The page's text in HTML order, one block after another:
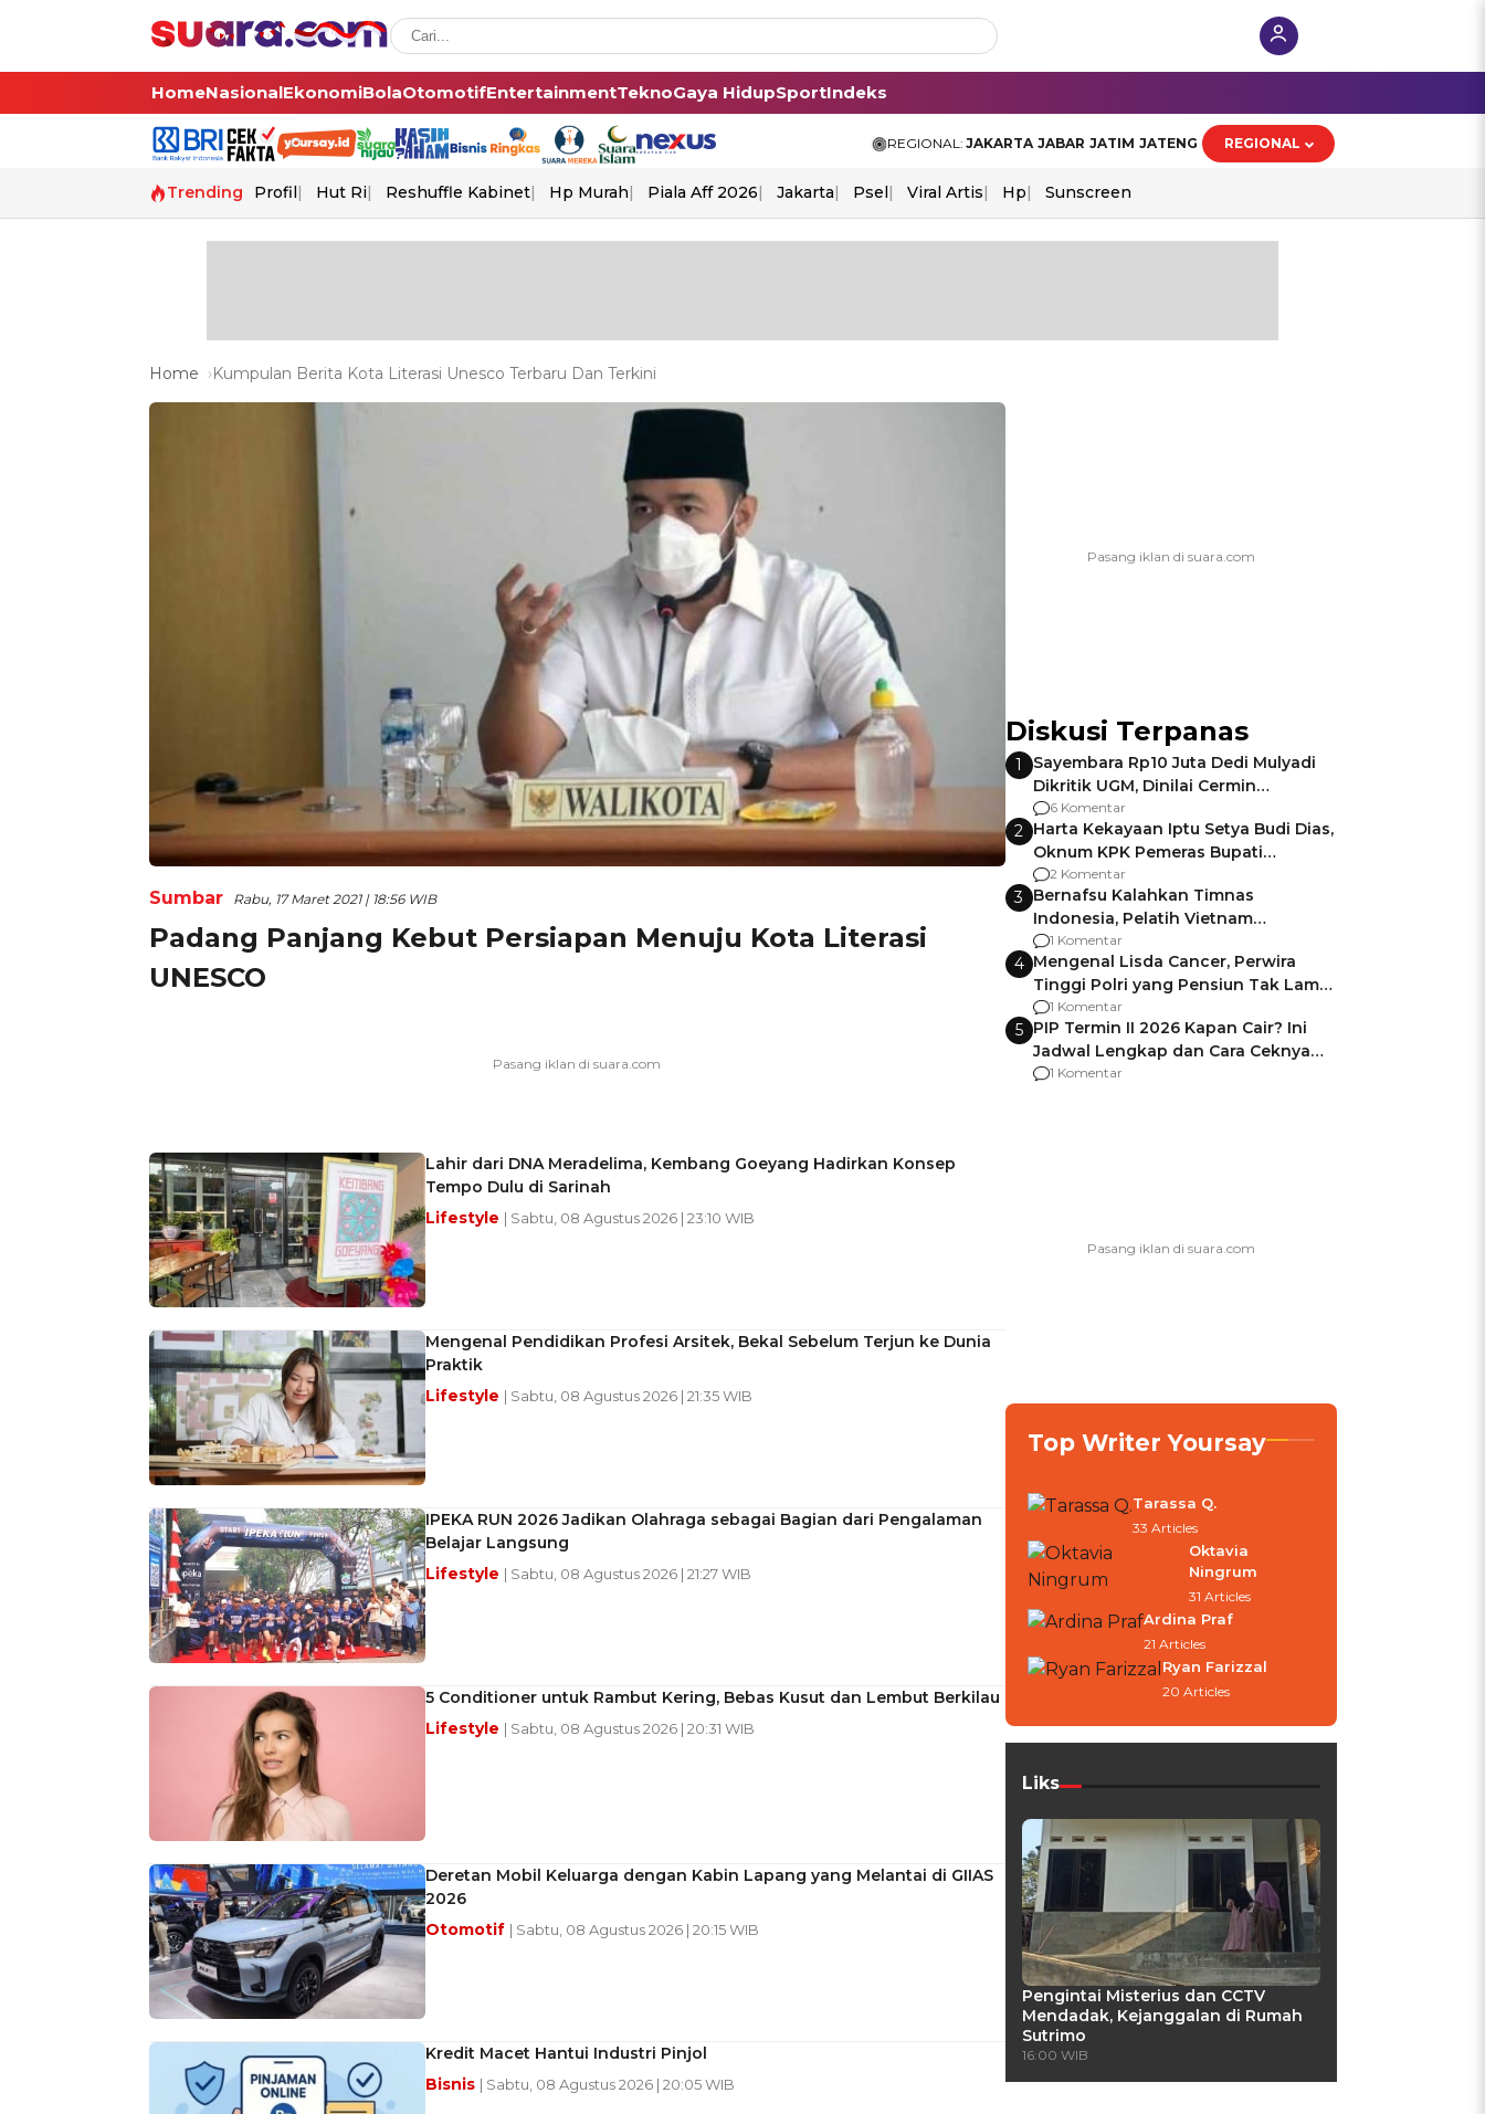
HomeNasionalEkonomiBolaOtomotifEntertainmentTeknoGaya HidupSportIndeks
REGIONAL: JAKARTA JABAR JATIM JATENG REGIONAL
Trending Profil Hut Ri Reshuffle Kabinet Hp Murah Piala Aff 2026 Jakarta Psel Viral Artis Hp Sunscreen
Home Kumpulan Berita Kota Literasi Unesco Terbaru Dan Terkini
Sumbar Rabu, 17 Maret 2021 | 18:56 WIB
Padang Panjang Kebut Persiapan Menuju Kota Literasi
UNESCO
Lahir dari DNA Meradelima, Kembang Goeyang Hadirkan Konsep
Tempo Dulu di Sarinah
Lifestyle | Sabtu, 08 Agustus 2026 | 23:10 WIB
Mengenal Pendidikan Profesi Arsitek, Bekal Sebelum Terjun ke Dunia
Praktik
Lifestyle | Sabtu, 08 Agustus 2026 | 21:35 WIB
IPEKA RUN 2026 Jadikan Olahraga sebagai Bagian dari Pengalaman
Belajar Langsung
Lifestyle | Sabtu, 08 Agustus 2026 | 21:27 WIB
5 Conditioner untuk Rambut Kering, Bebas Kusut dan Lembut Berkilau
Lifestyle | Sabtu, 08 Agustus 2026 | 20:31 WIB
Deretan Mobil Keluarga dengan Kabin Lapang yang Melantai di GIIAS
2026
Otomotif | Sabtu, 08 Agustus 2026 | 20:15 WIB
Kredit Macet Hantui Industri Pinjol
Bisnis | Sabtu, 08 Agustus 2026 | 20:05 WIB
Diskusi Terpanas
1
Sayembara Rp10 Juta Dedi Mulyadi
Dikritik UGM, Dinilai Cermin
Gagalnya Negara Jamin Keamanan
6 Komentar
2 Harta Kekayaan Iptu Setya Budi Dias,
Oknum KPK Pemeras Bupati
Pemalang
2 Komentar
3 Bernafsu Kalahkan Timnas
Indonesia, Pelatih Vietnam
Berencana Pakai Jimat di Pakansari
1 Komentar
4 Mengenal Lisda Cancer, Perwira
Tinggi Polri yang Pensiun Tak Lama
Usai Jadi Brigjen
1 Komentar
5 PIP Termin II 2026 Kapan Cair? Ini
Jadwal Lengkap dan Cara Ceknya
agar Dana Tidak Hangus!
1 Komentar
Top Writer Yoursay
Tarassa Q.
33 Articles
Oktavia
Ningrum
31 Articles
Ardina Praf
21 Articles
Ryan Farizzal
20 Articles
Liks
Pengintai Misterius dan CCTV
Mendadak, Kejanggalan di Rumah
Sutrimo
16:00 WIB